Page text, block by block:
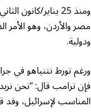
ومنذ 25 يناير/
مصر والأردن، وهو
ودولية.
ورغم تورط نتنياهو في
فإن ترامب قال: “نحن
المناسب لإسرائيل،